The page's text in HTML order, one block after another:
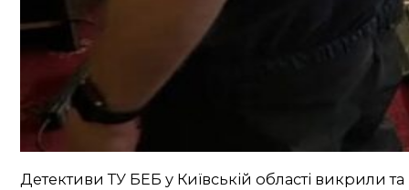
Детективи ТУ БЕБ у Київській області викрили